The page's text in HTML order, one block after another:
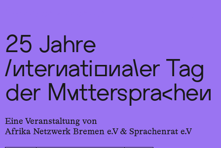
25 Jahre
Internationaler Tag
der Muttersprachen
Eine Veranstaltung von
Afrika Netzwerk Bremen e.V & Sprachenrat e.V